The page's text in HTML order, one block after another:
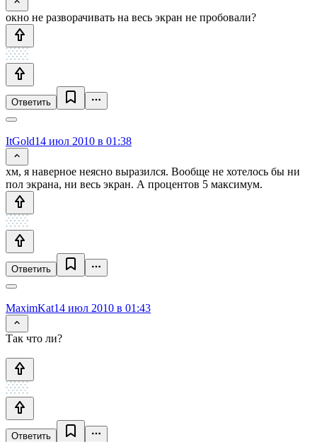
окно не разворачивать на весь экран не пробовали?
Ответить
ItGold14 июл 2010 в 01:38
хм, я наверное неясно выразился. Вообще не хотелось бы ни
пол экрана, ни весь экран. А процентов 5 максимум.
Ответить
MaximKat14 июл 2010 в 01:43
Так что ли?
Ответить